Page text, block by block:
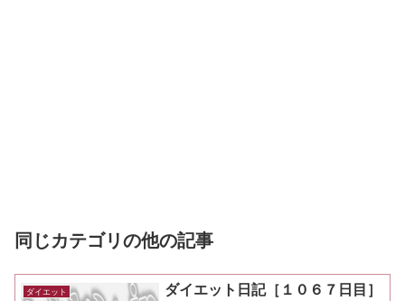
同じカテゴリの他の記事
ダイエット ダイエット日記［１０６７日目］